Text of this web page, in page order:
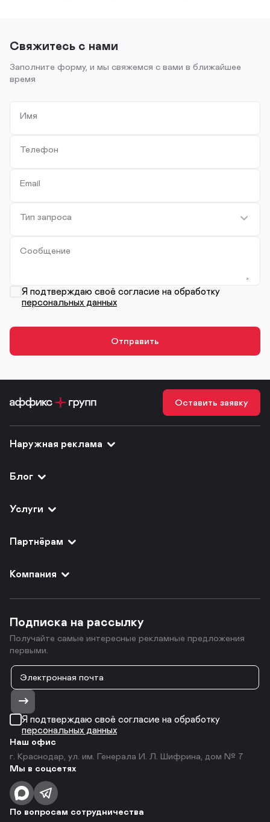
Свяжитесь с нами
Заполните форму, и мы свяжемся с вами в ближайшее
время
Имя
Телефон
Email
Тип запроса
Сообщение
Я подтверждаю своё согласие на обработку
персональных данных
Оставить заявку
Наружная реклама
Блог
Услуги
Партнёрам
Компания
Подписка на рассылку
Получайте самые интересные рекламные предложения
первыми.
Я подтверждаю своё согласие на обработку
персональных данных
Наш офис
г. Краснодар, ул. им. Генерала И. Л. Шифрина, дом № 7
Мы в соцсетях
По вопросам сотрудничества